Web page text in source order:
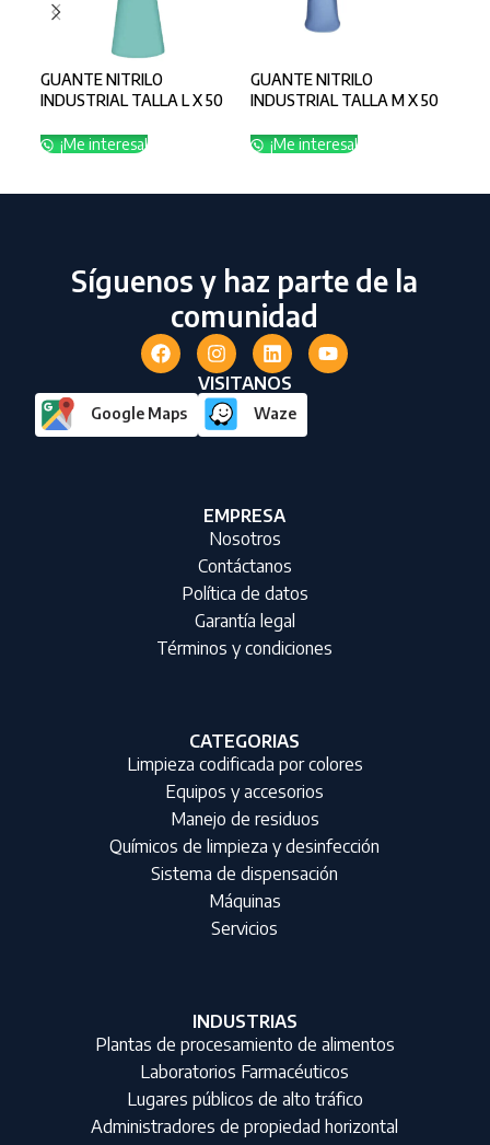
GUANTE NITRILO
INDUSTRIAL TALLA L X 50
¡Me interesa!
GUANTE NITRILO
INDUSTRIAL TALLA M X 50
¡Me interesa!
Síguenos y haz parte de la
comunidad
VISITANOS
Google Maps Waze
EMPRESA
Nosotros
Contáctanos
Política de datos
Garantía legal
Términos y condiciones
CATEGORIAS
Limpieza codificada por colores
Equipos y accesorios
Manejo de residuos
Químicos de limpieza y desinfección
Sistema de dispensación
Máquinas
Servicios
INDUSTRIAS
Plantas de procesamiento de alimentos
Laboratorios Farmacéuticos
Lugares públicos de alto tráfico
Administradores de propiedad horizontal